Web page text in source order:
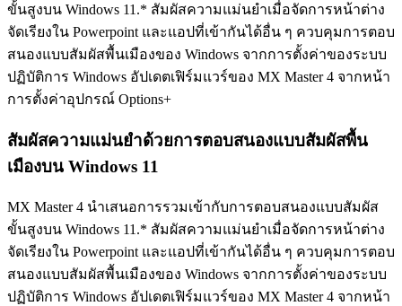
ขั้นสูงบน Windows 11.* สัมผัสความแม่นยำเมื่อจัดการหน้าต่าง
จัดเรียงใน Powerpoint และแอปที่เข้ากันได้อื่น ๆ ควบคุมการตอบ
สนองแบบสัมผัสพื้นเมืองของ Windows จากการตั้งค่าของระบบ
ปฏิบัติการ Windows อัปเดตเฟิร์มแวร์ของ MX Master 4 จากหน้า
การตั้งค่าอุปกรณ์ Options+
สัมผัสความแม่นยำด้วยการตอบสนองแบบสัมผัสพื้น
เมืองบน Windows 11
MX Master 4 นำเสนอการรวมเข้ากับการตอบสนองแบบสัมผัส
ขั้นสูงบน Windows 11.* สัมผัสความแม่นยำเมื่อจัดการหน้าต่าง
จัดเรียงใน Powerpoint และแอปที่เข้ากันได้อื่น ๆ ควบคุมการตอบ
สนองแบบสัมผัสพื้นเมืองของ Windows จากการตั้งค่าของระบบ
ปฏิบัติการ Windows อัปเดตเฟิร์มแวร์ของ MX Master 4 จากหน้า